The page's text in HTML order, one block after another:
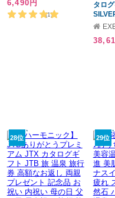
6,490円
(1)
タロ
シル
28位 29位